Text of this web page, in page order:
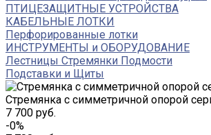
ПТИЦЕЗАЩИТНЫЕ УСТРОЙСТВА
КАБЕЛЬНЫЕ ЛОТКИ
Перфорированные лотки
ИНСТРУМЕНТЫ и ОБОРУДОВАНИЕ
Лестницы Стремянки Подмости
Подставки и Щиты
Стремянка с симметричной опорой
7 700 руб.
-0%